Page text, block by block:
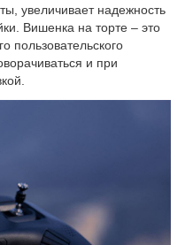
увеличивает надежность
Вишенка на торте – это
пользовательского
и при